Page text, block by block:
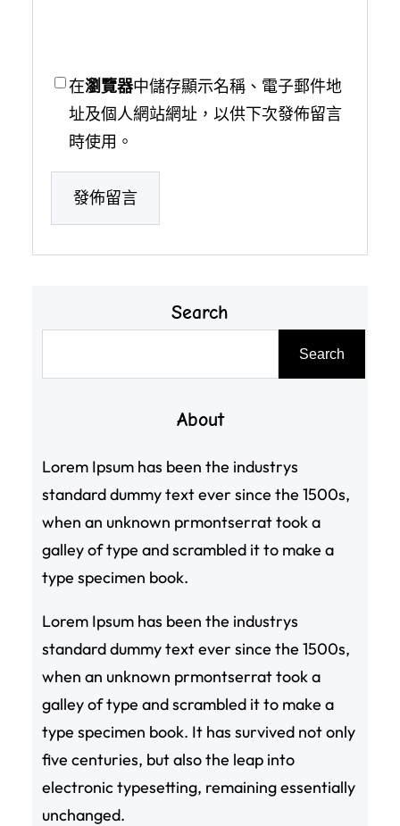
在瀏覽器中儲存顯示名稱、電子郵件地
址及個人網站網址，以供下次發佈留言
時使用。
Search
Search
About
Lorem Ipsum has been the industrys
standard dummy text ever since the 1500s,
when an unknown prmontserrat took a
galley of type and scrambled it to make a
type specimen book.
Lorem Ipsum has been the industrys
standard dummy text ever since the 1500s,
when an unknown prmontserrat took a
galley of type and scrambled it to make a
type specimen book. It has survived not only
five centuries, but also the leap into
electronic typesetting, remaining essentially
unchanged.